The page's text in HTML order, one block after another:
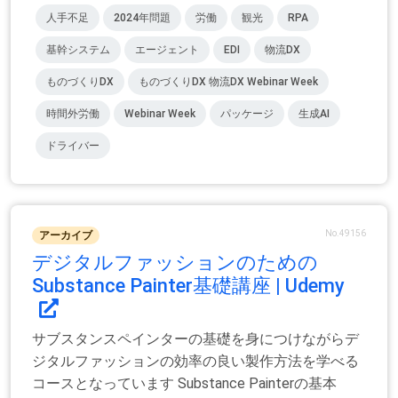
人手不足 2024年問題 労働 観光 RPA
基幹システム エージェント EDI 物流DX
ものづくりDX ものづくりDX 物流DX Webinar Week
時間外労働 Webinar Week パッケージ 生成AI
ドライバー
アーカイブ No.49156
デジタルファッションのための
Substance Painter基礎講座 | Udemy
サブスタンスペインターの基礎を身につけながらデ
ジタルファッションの効率の良い製作方法を学べる
コースとなっています Substance Painterの基本